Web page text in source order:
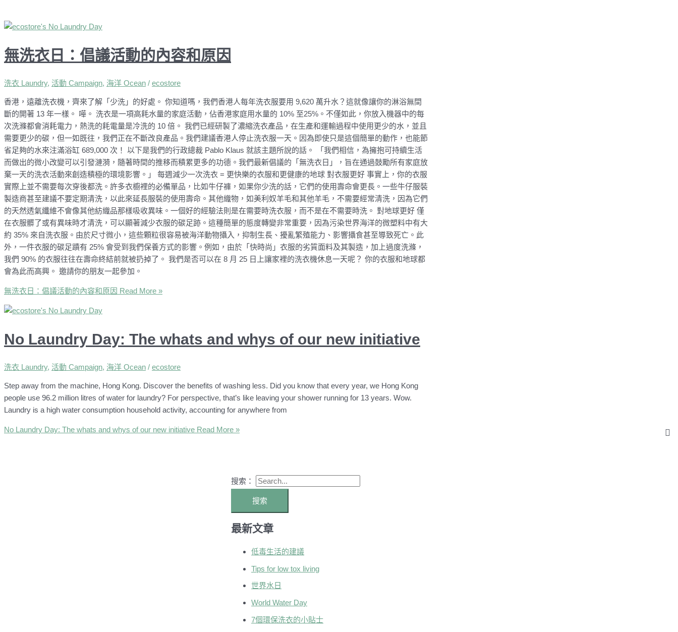
無洗衣日：倡議活動的內容和原因
洗衣 Laundry, 活動 Campaign, 海洋 Ocean / ecostore
香港，遠離洗衣機，齊來了解「少洗」的好處。 你知道嗎，我們香港人每年洗衣服要用 9,620 萬升水？這就像讓你的淋浴無間
斷的開著 13 年一樣。 嘩。 洗衣是一項高耗水量的家庭活動，佔香港家庭用水量的 10% 至25%。不僅如此，你放入機器中的每
次洗滌都會消耗電力，熱洗的耗電量是冷洗的 10 倍。 我們已經研製了濃縮洗衣產品，在生產和運輸過程中使用更少的水，並且
需要更少的碳，但一如既往，我們正在不斷改良產品。我們建議香港人停止洗衣服一天。因為即使只是這個簡單的動作，也能節
省足夠的水來注滿浴缸 689,000 次！ 以下是我們的行政總裁 Pablo Klaus 就該主題所說的話。 「我們相信，為擁抱可持續生活
而做出的微小改變可以引發漣漪，隨著時間的推移而積累更多的功德。我們最新倡議的「無洗衣日」，旨在通過鼓勵所有家庭放
棄一天的洗衣活動來創造積極的環境影響。」 每週減少一次洗衣 = 更快樂的衣服和更健康的地球 對衣服更好 事實上，你的衣服
實際上並不需要每次穿後都洗。許多衣櫥裡的必備單品，比如牛仔褲，如果你少洗的話，它們的使用壽命會更長。一些牛仔服裝
製造商甚至建議不要定期清洗，以此來延長服裝的使用壽命。其他織物，如美利奴羊毛和其他羊毛，不需要經常清洗，因為它們
的天然透氣纖維不會像其他紡織品那樣吸收異味。一個好的經驗法則是在需要時洗衣服，而不是在不需要時洗。 對地球更好 僅
在衣服髒了或有異味時才清洗，可以顯著減少衣服的碳足跡。這種簡單的態度轉變非常重要，因為污染世界海洋的微塑料中有大
約 35% 來自洗衣服。由於尺寸微小，這些顆粒很容易被海洋動物攝入，抑制生長、擾亂繁殖能力、影響攝食甚至導致死亡。此
外，一件衣服的碳足蹟有 25% 會受到我們保養方式的影響。例如，由於「快時尚」衣服的劣質面料及其製造，加上過度洗滌，
我們 90% 的衣服往往在壽命終結前就被扔掉了。 我們是否可以在 8 月 25 日上讓家裡的洗衣機休息一天呢？ 你的衣服和地球都
會為此而高興。 邀請你的朋友一起參加。
無洗衣日：倡議活動的內容和原因 Read More »
No Laundry Day: The whats and whys of our new initiative
洗衣 Laundry, 活動 Campaign, 海洋 Ocean / ecostore
Step away from the machine, Hong Kong. Discover the benefits of washing less. Did you know that every year, we Hong Kong
people use 96.2 million litres of water for laundry? For perspective, that’s like leaving your shower running for 13 years. Wow.
Laundry is a high water consumption household activity, accounting for anywhere from
No Laundry Day: The whats and whys of our new initiative Read More »
搜索：
最新文章
低毒生活的建議
Tips for low tox living
世界水日
World Water Day
7個環保洗衣的小貼士